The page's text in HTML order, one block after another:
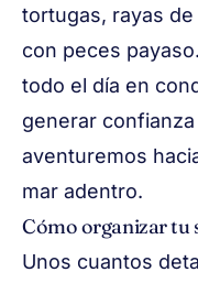
tortugas, rayas
con peces
todo el día en
generar
aventuremos
mar adentro.
Cómo organizar tu
Unos cuantos